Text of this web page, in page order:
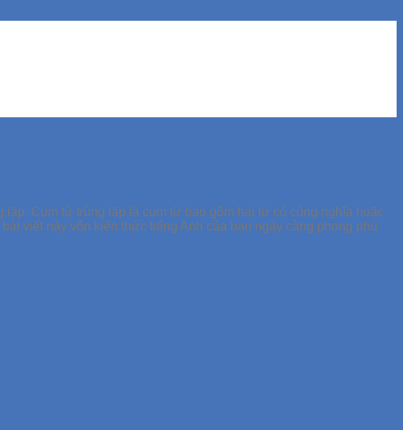
Cụm từ trùng lặp là cụm từ bao gồm hai từ có cùng nghĩa hoặc
viết này vốn kiến thức tiếng Anh của bạn ngày càng phong phú